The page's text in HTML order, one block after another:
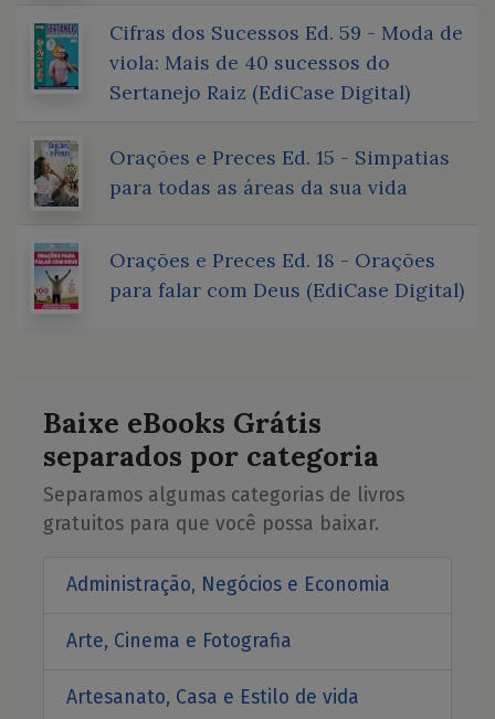
Cifras dos Sucessos Ed. 59 - Moda de
viola: Mais de 40 sucessos do
Sertanejo Raiz (EdiCase Digital)
Orações e Preces Ed. 15 - Simpatias
para todas as áreas da sua vida
Orações e Preces Ed. 18 - Orações
para falar com Deus (EdiCase Digital)
Baixe eBooks Grátis
separados por categoria
Separamos algumas categorias de livros
gratuitos para que você possa baixar.
Administração, Negócios e Economia
Arte, Cinema e Fotografia
Artesanato, Casa e Estilo de vida